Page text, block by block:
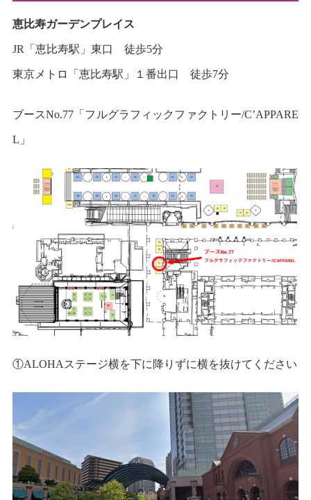
恵比寿ガーデンプレイス
JR「恵比寿駅」東口 徒歩5分
東京メトロ「恵比寿駅」１番出口 徒歩7分
ブースNo.77「フルグラフィックファクトリー/C’APPARE
L」
①ALOHAステージ横を下に降りずに横を抜けてください